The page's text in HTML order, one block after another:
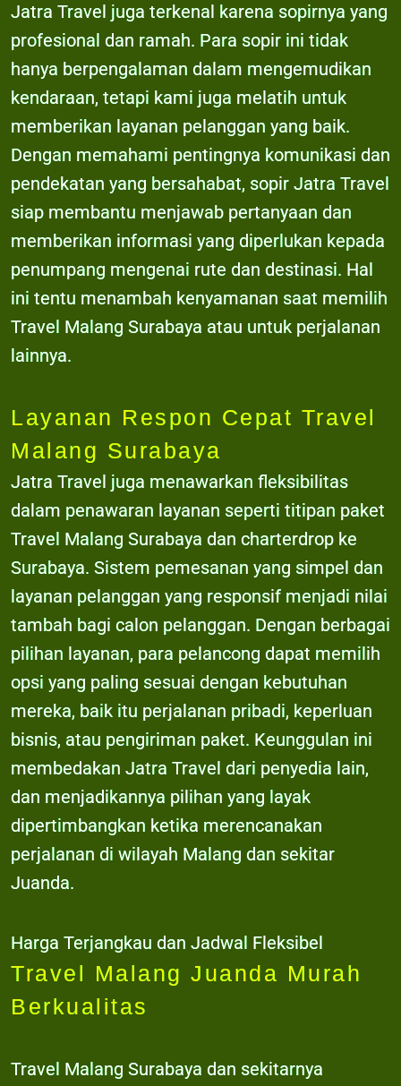
Jatra Travel juga terkenal karena sopirnya yang
profesional dan ramah. Para sopir ini tidak
hanya berpengalaman dalam mengemudikan
kendaraan, tetapi kami juga melatih untuk
memberikan layanan pelanggan yang baik.
Dengan memahami pentingnya komunikasi dan
pendekatan yang bersahabat, sopir Jatra Travel
siap membantu menjawab pertanyaan dan
memberikan informasi yang diperlukan kepada
penumpang mengenai rute dan destinasi. Hal
ini tentu menambah kenyamanan saat memilih
Travel Malang Surabaya atau untuk perjalanan
lainnya.
Layanan Respon Cepat Travel
Malang Surabaya
Jatra Travel juga menawarkan fleksibilitas
dalam penawaran layanan seperti titipan paket
Travel Malang Surabaya dan charterdrop ke
Surabaya. Sistem pemesanan yang simpel dan
layanan pelanggan yang responsif menjadi nilai
tambah bagi calon pelanggan. Dengan berbagai
pilihan layanan, para pelancong dapat memilih
opsi yang paling sesuai dengan kebutuhan
mereka, baik itu perjalanan pribadi, keperluan
bisnis, atau pengiriman paket. Keunggulan ini
membedakan Jatra Travel dari penyedia lain,
dan menjadikannya pilihan yang layak
dipertimbangkan ketika merencanakan
perjalanan di wilayah Malang dan sekitar
Juanda.
Harga Terjangkau dan Jadwal Fleksibel
Travel Malang Juanda Murah
Berkualitas
Travel Malang Surabaya dan sekitarnya